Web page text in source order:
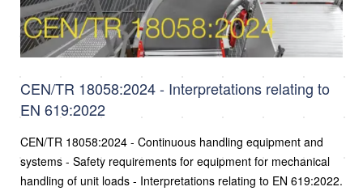
CEN/TR 18058:2024 - Interpretations relating to
EN 619:2022
CEN/TR 18058:2024 - Continuous handling equipment and
systems - Safety requirements for equipment for mechanical
handling of unit loads - Interpretations relating to EN 619:2022.